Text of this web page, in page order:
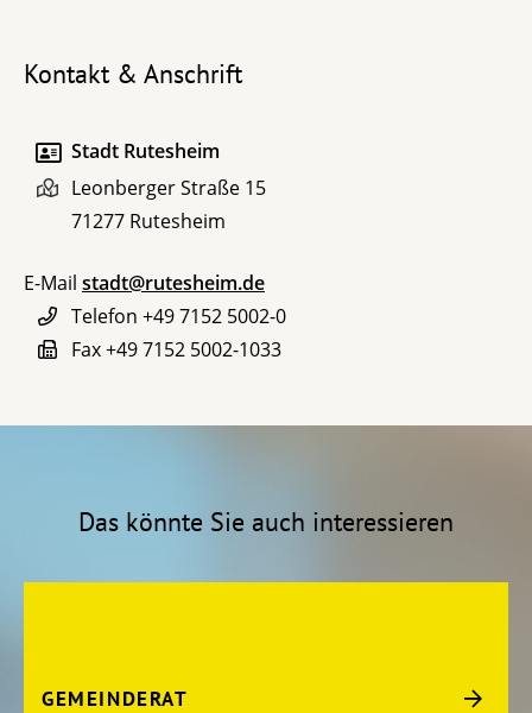
Kontakt & Anschrift
Stadt Rutesheim
Leonberger Straße 15
71277 Rutesheim
E-Mail stadt@rutesheim.de
Telefon +49 7152 5002-0
Fax+49 7152 5002-1033
Das könnte Sie auch interessieren
GEMEINDERAT